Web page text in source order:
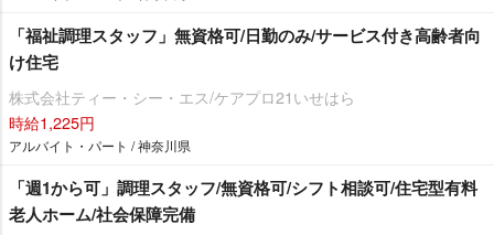
「福祉調理スタッフ」無資格可/日勤のみ/サービス付き高齢者向
け住宅
株式会社ティー・シー・エス/ケアプロ21いせはら
時給1,225円
アルバイト・パート / 神奈川県
「週1から可」調理スタッフ/無資格可/シフト相談可/住宅型有料
老人ホーム/社会保障完備